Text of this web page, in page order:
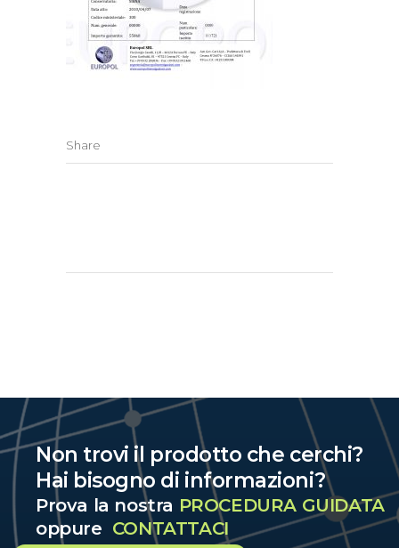
Share
Non trovi il prodotto che cerchi?
Hai bisogno di informazioni?
Prova la nostra PROCEDURA GUIDATA
oppure CONTATTACI